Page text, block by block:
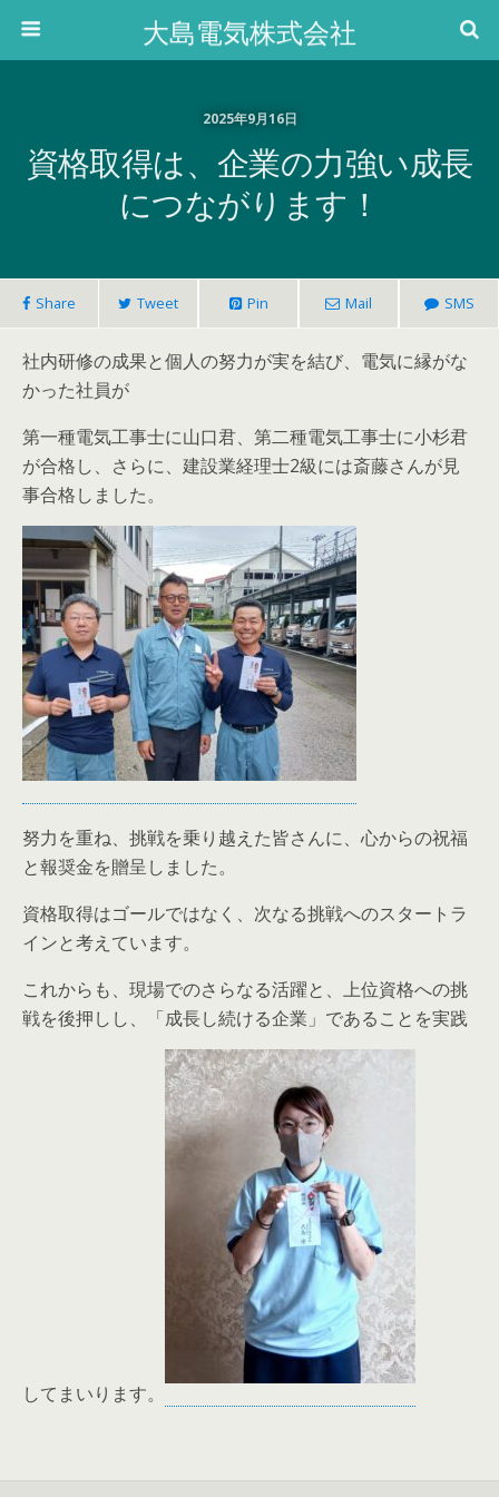
大島電気株式会社
2025年9月16日
資格取得は、企業の力強い成長
につながります！
Share Tweet Pin Mail SMS
社内研修の成果と個人の努力が実を結び、電気に縁がな
かった社員が
第一種電気工事士に山口君、第二種電気工事士に小杉君
が合格し、さらに、建設業経理士2級には斎藤さんが見
事合格しました。
努力を重ね、挑戦を乗り越えた皆さんに、心からの祝福
と報奨金を贈呈しました。
資格取得はゴールではなく、次なる挑戦へのスタートラ
インと考えています。
これからも、現場でのさらなる活躍と、上位資格への挑
戦を後押しし、「成長し続ける企業」であることを実践
してまいります。